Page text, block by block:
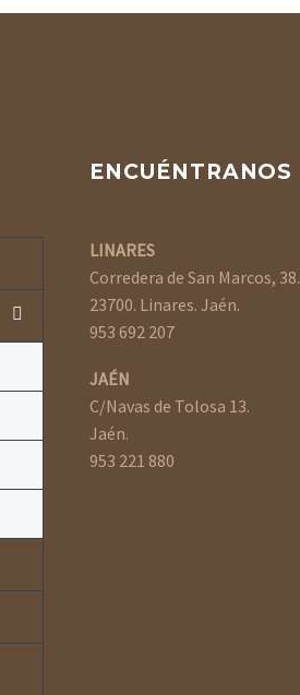
ENCUÉNTRANOS
LINARES
Corredera de San Marcos, 38.
23700. Linares. Jaén.
953 692 207
JAÉN
C/Navas de Tolosa 13.
Jaén.
953 221 880